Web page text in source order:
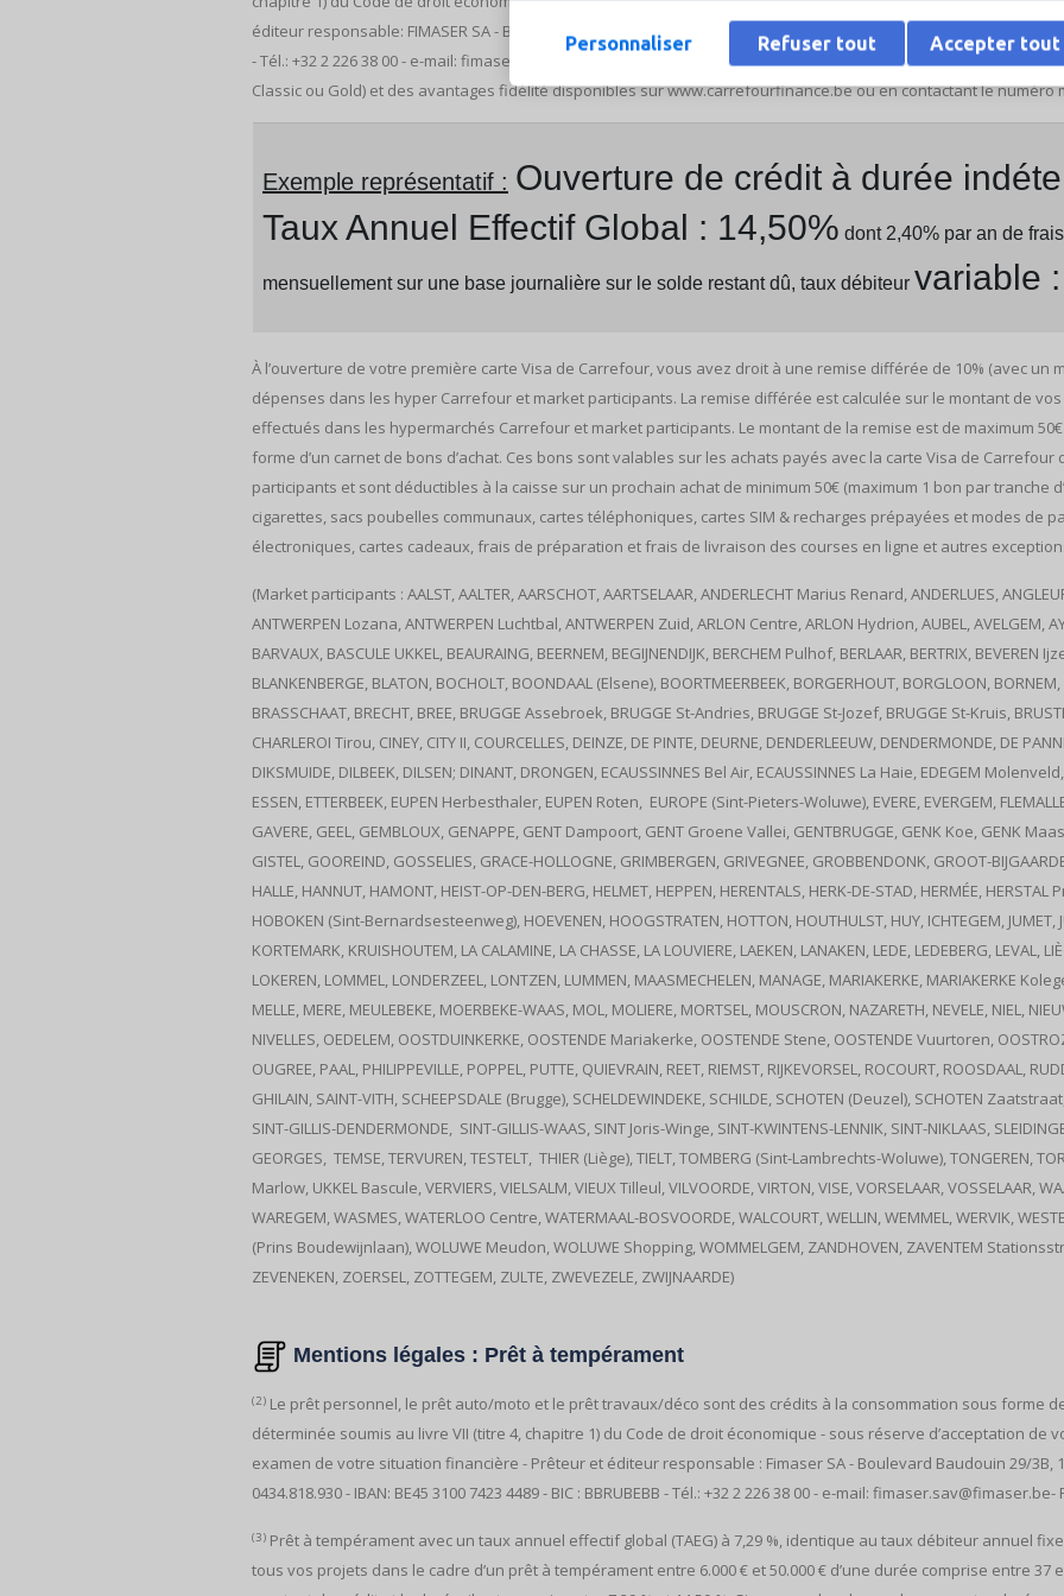
éditeur responsable: FIMASER SA - Boulevard Baudouin 29/3B, 1000 Bruxelles - N° BCE / TVA BE 0434.818.930 -
- Tél.: +32 2 226 38 00 - e-mail: fimaser.sav@fimaser.be - RPM Bruxelles - infos et conditions d'obtention et
Classic ou Gold) et des avantages fidélité disponibles sur www.carrefourfinance.be ou en contactant le numéro
Exemple représentatif : Ouverture de crédit à durée
Taux Annuel Effectif Global : 14,50% dont 2,40% par an de
mensuellement sur une base journalière sur le solde restant dû, taux débiteur variable
À l’ouverture de votre première carte Visa de Carrefour, vous avez droit à une remise différée de 10% (avec un
dépenses dans les hyper Carrefour et market participants. La remise différée est calculée sur le montant de
effectués dans les hypermarchés Carrefour et market participants. Le montant de la remise est de maximum
forme d’un carnet de bons d’achat. Ces bons sont valables sur les achats payés avec la carte Visa de
participants et sont déductibles à la caisse sur un prochain achat de minimum 50€ (maximum 1 bon par tranche
cigarettes, sacs poubelles communaux, cartes téléphoniques, cartes SIM & recharges prépayées et modes de
électroniques, cartes cadeaux, frais de préparation et frais de livraison des courses en ligne et autres
(Market participants : AALST, AALTER, AARSCHOT, AARTSELAAR, ANDERLECHT Marius Renard, ANDERLUES,
ANTWERPEN Lozana, ANTWERPEN Luchtbal, ANTWERPEN Zuid, ARLON Centre, ARLON Hydrion, AUBEL, AVELGEM,
BARVAUX, BASCULE UKKEL, BEAURAING, BEERNEM, BEGIJNENDIJK, BERCHEM Pulhof, BERLAAR, BERTRIX, BEVEREN
BLANKENBERGE, BLATON, BOCHOLT, BOONDAAL (Elsene), BOORTMEERBEEK, BORGERHOUT, BORGLOON,
BRASSCHAAT, BRECHT, BREE, BRUGGE Assebroek, BRUGGE St-Andries, BRUGGE St-Jozef, BRUGGE St-Kruis,
CHARLEROI Tirou, CINEY, CITY II, COURCELLES, DEINZE, DE PINTE, DEURNE, DENDERLEEUW, DENDERMONDE, DE
DIKSMUIDE, DILBEEK, DILSEN; DINANT, DRONGEN, ECAUSSINNES Bel Air, ECAUSSINNES La Haie, EDEGEM Molenveld,
ESSEN, ETTERBEEK, EUPEN Herbesthaler, EUPEN Roten, EUROPE (Sint-Pieters-Woluwe), EVERE, EVERGEM,
GAVERE, GEEL, GEMBLOUX, GENAPPE, GENT Dampoort, GENT Groene Vallei, GENTBRUGGE, GENK Koe, GENK
GISTEL, GOOREIND, GOSSELIES, GRACE-HOLLOGNE, GRIMBERGEN, GRIVEGNEE, GROBBENDONK, GROOT-
HALLE, HANNUT, HAMONT, HEIST-OP-DEN-BERG, HELMET, HEPPEN, HERENTALS, HERK-DE-STAD, HERMÉE, HERSTAL
HOBOKEN (Sint-Bernardsesteenweg), HOEVENEN, HOOGSTRATEN, HOTTON, HOUTHULST, HUY, ICHTEGEM, JUMET,
KORTEMARK, KRUISHOUTEM, LA CALAMINE, LA CHASSE, LA LOUVIERE, LAEKEN, LANAKEN, LEDE, LEDEBERG, LEVAL,
LOKEREN, LOMMEL, LONDERZEEL, LONTZEN, LUMMEN, MAASMECHELEN, MANAGE, MARIAKERKE, MARIAKERKE
MELLE, MERE, MEULEBEKE, MOERBEKE-WAAS, MOL, MOLIERE, MORTSEL, MOUSCRON, NAZARETH, NEVELE, NIEL,
NIVELLES, OEDELEM, OOSTDUINKERKE, OOSTENDE Mariakerke, OOSTENDE Stene, OOSTENDE Vuurtoren,
OUGREE, PAAL, PHILIPPEVILLE, POPPEL, PUTTE, QUIEVRAIN, REET, RIEMST, RIJKEVORSEL, ROCOURT, ROOSDAAL,
GHILAIN, SAINT-VITH, SCHEEPSDALE (Brugge), SCHELDEWINDEKE, SCHILDE, SCHOTEN (Deuzel), SCHOTEN
SINT-GILLIS-DENDERMONDE, SINT-GILLIS-WAAS, SINT Joris-Winge, SINT-KWINTENS-LENNIK, SINT-NIKLAAS,
GEORGES, TEMSE, TERVUREN, TESTELT, THIER (Liège), TIELT, TOMBERG (Sint-Lambrechts-Woluwe), TONGEREN,
Marlow, UKKEL Bascule, VERVIERS, VIELSALM, VIEUX Tilleul, VILVOORDE, VIRTON, VISE, VORSELAAR, VOSSELAAR,
WAREGEM, WASMES, WATERLOO Centre, WATERMAAL-BOSVOORDE, WALCOURT, WELLIN, WEMMEL, WERVIK,
(Prins Boudewijnlaan), WOLUWE Meudon, WOLUWE Shopping, WOMMELGEM, ZANDHOVEN, ZAVENTEM
ZEVENEKEN, ZOERSEL, ZOTTEGEM, ZULTE, ZWEVEZELE, ZWIJNAARDE)
Mentions légales : Prêt à tempérament
(2) Le prêt personnel, le prêt auto/moto et le prêt travaux/déco sont des crédits à la consommation sous forme
déterminée soumis au livre VII (titre 4, chapitre 1) du Code de droit économique - sous réserve d’acceptation
examen de votre situation financière - Prêteur et éditeur responsable : Fimaser SA - Boulevard Baudouin 29/3B,
0434.818.930 - IBAN: BE45 3100 7423 4489 - BIC : BBRUBEBB - Tél.: +32 2 226 38 00 - e-mail:
(3) Prêt à tempérament avec un taux annuel effectif global (TAEG) à 7,29 %, identique au taux débiteur annuel
tous vos projets dans le cadre d’un prêt à tempérament entre 6.000 € et 50.000 € d’une durée comprise entre 37
Refuser tout Accepter tout
Personnaliser